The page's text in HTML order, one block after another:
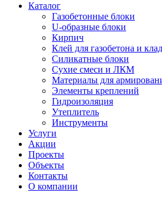
Каталог
Газобетонные блоки
U-образные блоки
Кирпич
Клей для газобетона и
Силикатные блоки
Сухие смеси и ЛКМ
Материалы для
Элементы креплений
Гидроизоляция
Утеплитель
Инструменты
Услуги
Акции
Проекты
Объекты
Контакты
О компании